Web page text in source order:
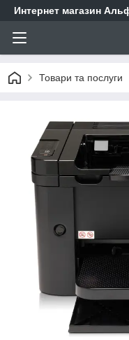
Интернет магазин
Товари та послуги